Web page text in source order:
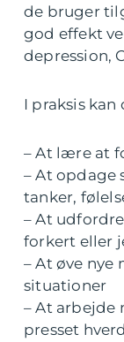
de bruger
god effekt
depression,
I praksis
– At lære at
– At
tanker,
– At
forkert eller
– At øve nye
situationer
– At arbejde
presset